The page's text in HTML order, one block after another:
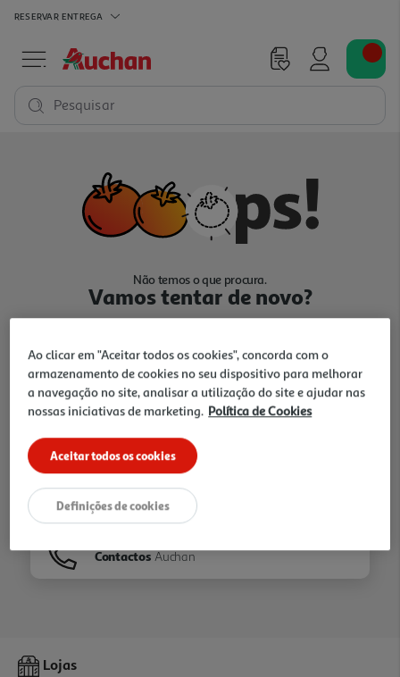
RESERVAR ENTREGA
Pesquisar
Não temos o que procura.
Vamos tentar de novo?
Ir para Homepage
Folhetos
Contactos Auchan
Lojas
Ao clicar em "Aceitar todos os cookies", concorda com o
armazenamento de cookies no seu dispositivo para melhorar
a navegação no site, analisar a utilização do site e ajudar nas
nossas iniciativas de marketing. Política de Cookies
Aceitar todos os cookies
Definições de cookies